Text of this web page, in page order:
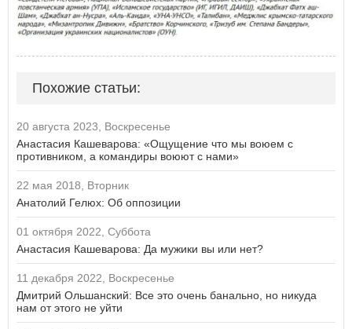
Похожие статьи:
20 августа 2023, Воскресенье
Анастасия Кашеварова: «Ощущение что мы воюем с
противником, а командиры воюют с нами»
22 мая 2018, Вторник
Анатолий Гелюх: Об оппозиции
01 октября 2022, Суббота
Анастасия Кашеварова: Да мужики вы или нет?
11 декабря 2022, Воскресенье
Дмитрий Ольшанский: Все это очень банально, но никуда
нам от этого не уйти